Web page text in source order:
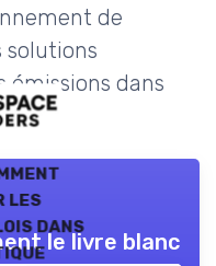
de
solutions
émissions dans
les
dans
le livre blanc